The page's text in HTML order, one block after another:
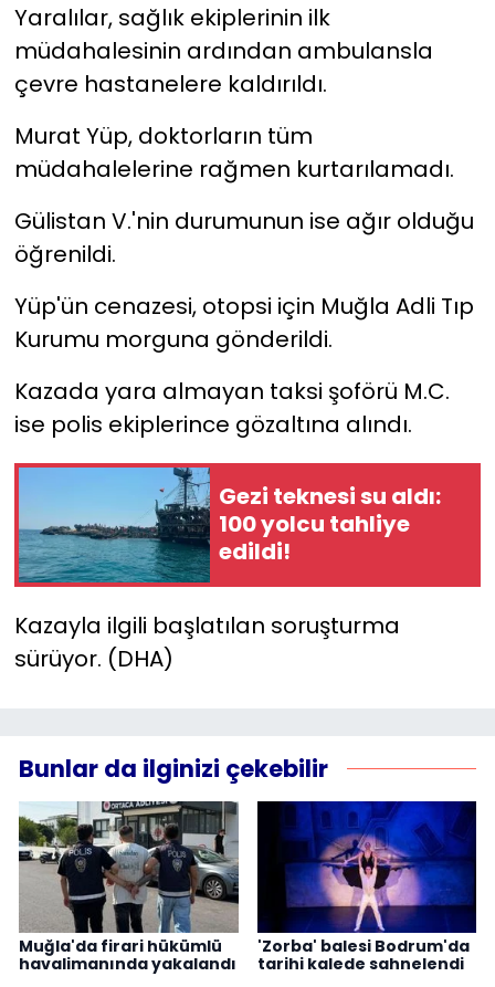
Yaralılar, sağlık ekiplerinin ilk
müdahalesinin ardından ambulansla
çevre hastanelere kaldırıldı.
Murat Yüp, doktorların tüm
müdahalelerine rağmen kurtarılamadı.
Gülistan V.'nin durumunun ise ağır olduğu
öğrenildi.
Yüp'ün cenazesi, otopsi için Muğla Adli Tıp
Kurumu morguna gönderildi.
Kazada yara almayan taksi şoförü M.C.
ise polis ekiplerince gözaltına alındı.
Gezi teknesi su aldı:
100 yolcu tahliye
edildi!
Kazayla ilgili başlatılan soruşturma
sürüyor. (DHA)
Bunlar da ilginizi çekebilir
Muğla'da firari hükümlü
havalimanında yakalandı
'Zorba' balesi Bodrum'da
tarihi kalede sahnelendi